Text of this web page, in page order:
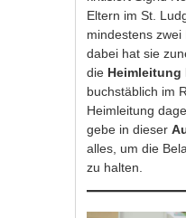
Eltern im St.
mindestens
dabei hat sie
die Heimleitung
buchstäblich im
Heimleitung
gebe in dieser
alles, um die
zu halten.